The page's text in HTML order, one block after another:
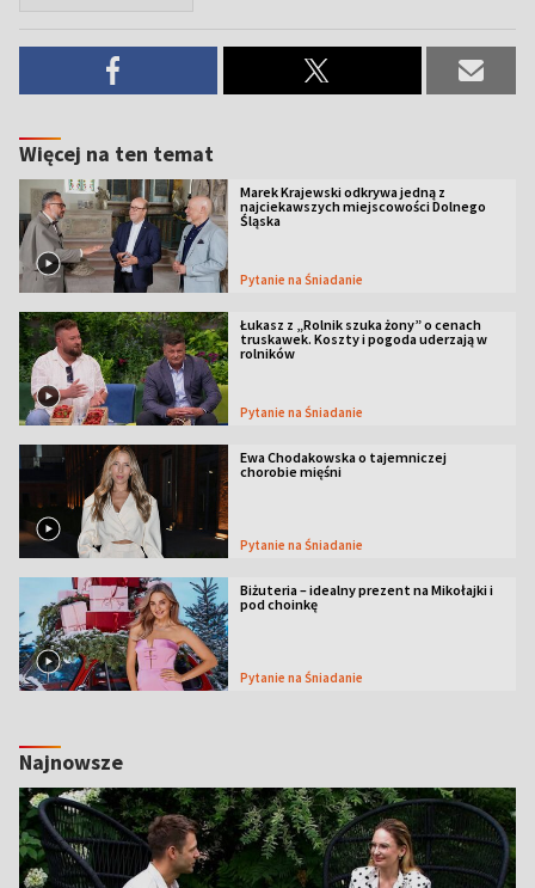
Więcej na ten temat
Marek Krajewski odkrywa jedną z
najciekawszych miejscowości Dolnego
Śląska
Pytanie na Śniadanie
Łukasz z „Rolnik szuka żony” o cenach
truskawek. Koszty i pogoda uderzają w
rolników
Pytanie na Śniadanie
Ewa Chodakowska o tajemniczej
chorobie mięśni
Pytanie na Śniadanie
Biżuteria – idealny prezent na Mikołajki i
pod choinkę
Pytanie na Śniadanie
Najnowsze